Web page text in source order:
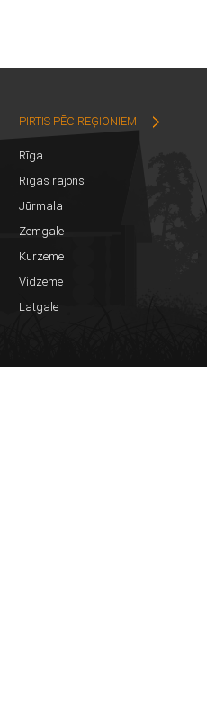
PIRTIS PĒC REĢIONIEM
Rīga
Rīgas rajons
Jūrmala
Zemgale
Kurzeme
Vidzeme
Latgale